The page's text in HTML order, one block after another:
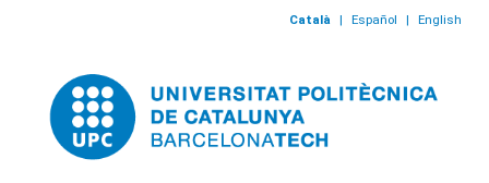
Català | Español | English